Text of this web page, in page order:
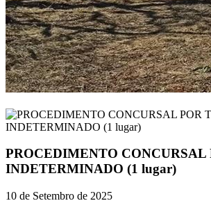
PROCEDIMENTO CONCURSAL
INDETERMINADO (1 lugar)
10 de Setembro de 2025